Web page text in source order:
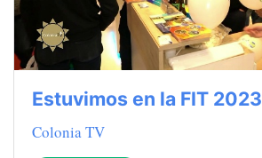
Estuvimos en la FIT 2023
Colonia TV